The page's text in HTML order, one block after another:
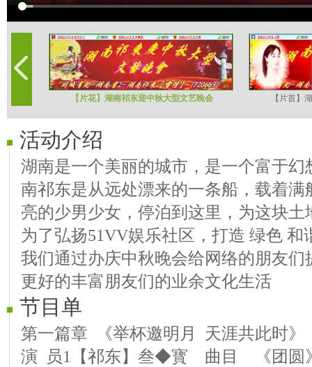
【片花】湖南祁东迎中秋大型文艺晚会 【片首】
活动介绍
湖南是一个美丽的城市，是一个富于
南祁东是从远处漂来的一条船，载着
亮的少男少女，停泊到这里，为这块
为了弘扬51VV娱乐社区，打造 绿色 和
我们通过办庆中秋晚会给网络的朋友
更好的丰富朋友们的业余文化生活
节目单
第一篇章 《举杯邀明月 天涯共此时》
演 员1【祁东】叁◆寳 曲目 《团圆